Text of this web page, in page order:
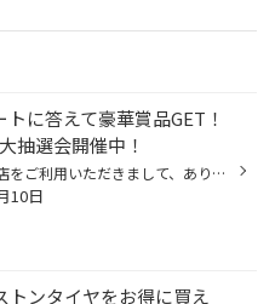
トに答えて豪華賞品GET！
抽選会開催中！
いつも当店をご利用いただきまして、ありがとうございます。 7月10日(木)から、「夏/冬の大抽選会」を開催しております！ コクピット・タイヤ館アプリからアンケートに答えて頂くと、抽選で豪華景品をプレゼント！ コクピット・タイヤ館アプリからアンケートをお答え頂いた方全員、抽選にご参加いた...
10日
トンタイヤをお得に買え